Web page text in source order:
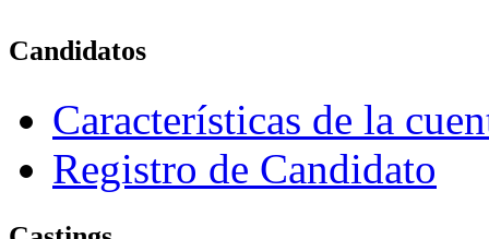
Candidatos
Características de la
Registro de Candidato